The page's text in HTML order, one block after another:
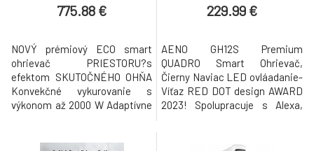
775.88 €
NOVÝ prémiový ECO smart
ohrievač PRIESTORU?s
efektom SKUTOČNÉHO OHŇA
Konvekčné vykurovanie s
výkonom až 2000 W Adaptívne
tlačidlá a otočný ovládač Efekt
type, LED display , Black
229.99 €
AENO GH12S Premium
QUADRO Smart Ohrievač,
Čierny Naviac LED ovláadanie-
Víťaz RED DOT design AWARD
2023! Spolupracuje s Alexa,
ohrievac s jedinecnou